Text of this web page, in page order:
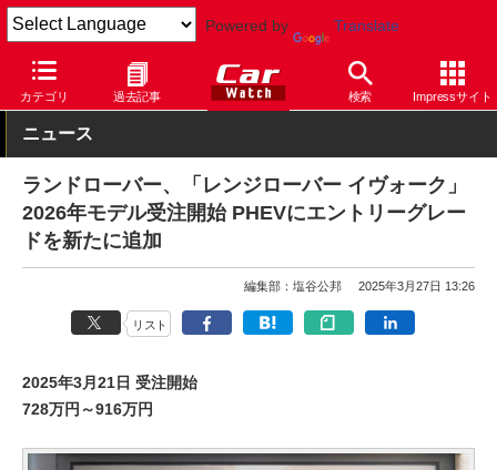
Powered by Translate
カテゴリ 過去記事 検索 Impressサイト
Car Watch 自動車 ランドローバー レンジローバー
ニュース
ランドローバー、「レンジローバー イヴォーク」
2026年モデル受注開始 PHEVにエントリーグレー
ドを新たに追加
編集部：塩谷公邦 2025年3月27日 13:26
リスト
2025年3月21日 受注開始
728万円～916万円